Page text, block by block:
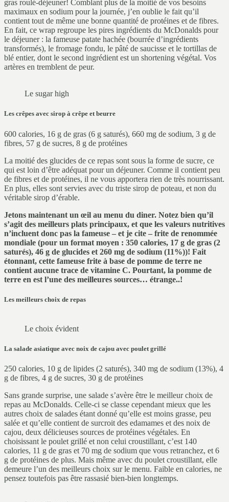
gras roulé-déjeuner! Comblant plus de la moitié de vos besoins
maximaux en sodium pour la journée, j’en oublie le fait qu’il
contient tout de même une bonne quantité de protéines et de fibres.
En fait, ce wrap regroupe les pires ingrédients du McDonalds pour
le déjeuner : la fameuse patate hachée (bourrée d’ingrédients
transformés), le fromage fondu, le pâté de saucisse et le tortillas de
blé entier, dont le second ingrédient est un shortening végétal. Vos
artères en tremblent de peur.
Le sugar high
Les crêpes avec sirop à crêpe et beurre
600 calories, 16 g de gras (6 g saturés), 660 mg de sodium, 3 g de
fibres, 57 g de sucres, 8 g de protéines
La moitié des glucides de ce repas sont sous la forme de sucre, ce
qui est loin d’être adéquat pour un déjeuner. Comme il contient peu
de fibres et de protéines, il ne vous apportera rien de très nourrissant.
En plus, elles sont servies avec du triste sirop de poteau, et non du
véritable sirop d’érable.
Jetons maintenant un œil au menu du diner. Notez bien qu’il
s’agit des meilleurs plats principaux, et que les valeurs nutritives
n’incluent donc pas la fameuse – et je cite – frite de renommée
mondiale (pour un format moyen : 350 calories, 17 g de gras (2
saturés), 46 g de glucides et 260 mg de sodium (11%))! Fait
étonnant, cette fameuse frite à base de pomme de terre ne
contient aucune trace de vitamine C. Pourtant, la pomme de
terre en est l’une des meilleures sources… étrange..!
Les meilleurs choix de repas
Le choix évident
La salade asiatique avec noix de cajou avec poulet grillé
250 calories, 10 g de lipides (2 saturés), 340 mg de sodium (13%), 4
g de fibres, 4 g de sucres, 30 g de protéines
Sans grande surprise, une salade s’avère être le meilleur choix de
repas au McDonalds. Celle-ci se classe cependant mieux que les
autres choix de salades étant donné qu’elle est moins grasse, peu
salée et qu’elle contient de surcroit des edamames et des noix de
cajou, deux délicieuses sources de protéines végétales. En
choisissant le poulet grillé et non celui croustillant, c’est 140
calories, 11 g de gras et 70 mg de sodium que vous retranchez, et 6
g de protéines de plus. Mais même avec du poulet croustillant, elle
demeure l’un des meilleurs choix sur le menu. Faible en calories, ne
pensez toutefois pas être rassasié bien-bien longtemps.